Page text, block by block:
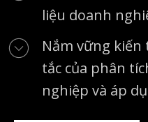
liệu doanh
Nắm vững kiến
tắc của phân
nghiệp và áp